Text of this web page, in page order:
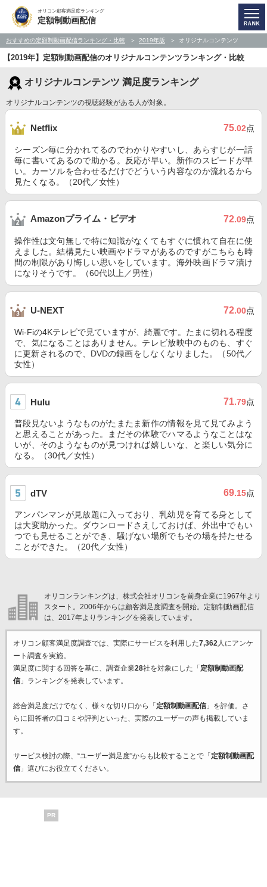
オリコン顧客満足度ランキング
定額制動画配信
おすすめの定額制動画配信ランキング・比較 2019年版 オリジナルコンテンツ
【2019年】定額制動画配信のオリジナルコンテンツランキング・比較
オリジナルコンテンツ 満足度ランキング
オリジナルコンテンツの視聴経験がある人が対象。
Netflix 75.02点
シーズン毎に分かれてるのでわかりやすいし、あらすじが一話
毎に書いてあるので助かる。反応が早い。新作のスピードが早
い。カーソルを合わせるだけでどういう内容なのか流れるから
見たくなる。（20代／女性）
Amazonプライム・ビデオ 72.09点
操作性は文句無しで特に知識がなくてもすぐに慣れて自在に使
えました。結構見たい映画やドラマがあるのですがこちらも時
間の制限があり悔しい思いをしています。海外映画ドラマ漬け
になりそうです。（60代以上／男性）
U-NEXT 72.00点
Wi-Fiの4Kテレビで見ていますが、綺麗です。たまに切れる程度
で、気になることはありません。テレビ放映中のものも、すぐ
に更新されるので、DVDの録画をしなくなりました。（50代／
女性）
Hulu 71.79点
普段見ないようなものがたまたま新作の情報を見て見てみよう
と思えることがあった。まだその体験でハマるようなことはな
いが、そのようなものが見つければ嬉しいな、と楽しい気分に
なる。（30代／女性）
dTV 69.15点
アンパンマンが見放題に入っており、乳幼児を育てる身として
は大変助かった。ダウンロードさえしておけば、外出中でもい
つでも見せることができ、騒げない場所でもその場を持たせる
ことができた。（20代／女性）
オリコンランキングは、株式会社オリコンを前身企業に1967年より
スタート。2006年からは顧客満足度調査を開始。定額制動画配信
は、2017年よりランキングを発表しています。
オリコン顧客満足度調査では、実際にサービスを利用した7,362人にアンケ
ート調査を実施。
満足度に関する回答を基に、調査企業28社を対象にした「 定額制動画配
信」ランキングを発表しています。
総合満足度だけでなく、様々な切り口から「 定額制動画配信」を評価。さ
らに回答者の口コミや評判といった、実際のユーザーの声も掲載していま
す。
サービス検討の際、“ユーザー満足度”からも比較することで「 定額制動画配
信」選びにお役立てください。
PR